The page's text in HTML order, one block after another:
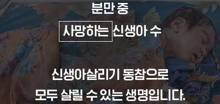
분만 중
사망하는 신생아 수
신생아살리기 동참으로
모두 살릴 수 있는 생명입니다.